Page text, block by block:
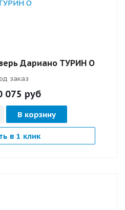
Дариано ТУРИН О
заказ
075 руб
В корзину
в 1 клик